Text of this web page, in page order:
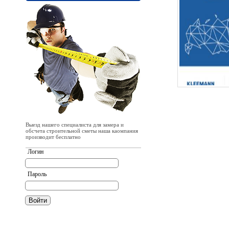
Выезд нашего специалиста для замера и
обсчета строительной сметы наша каомпания
производит бесплатно
Логин
Пароль